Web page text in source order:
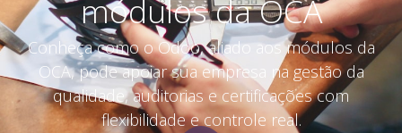
módulos da OCA
Conheça como o Odoo, aliado aos módulos da
OCA, pode apoiar sua empresa na gestão da
qualidade, auditorias e certificações com
flexibilidade e controle real.